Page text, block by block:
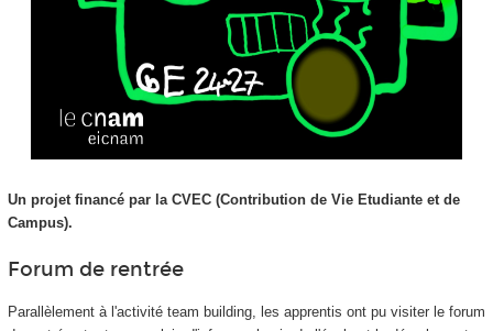
Un projet financé par la CVEC (Contribution de Vie Etudiante et de
Campus).
Forum de rentrée
Parallèlement à l'activité team building, les apprentis ont pu visiter le forum